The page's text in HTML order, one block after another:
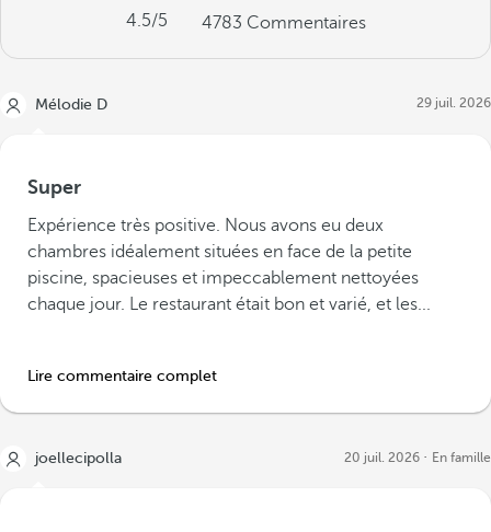
4.5/5 4783 Commentaires
Mélodie D 29 juil. 2026
Super
Expérience très positive. Nous avons eu deux
chambres idéalement situées en face de la petite
piscine, spacieuses et impeccablement nettoyées
chaque jour. Le restaurant était bon et varié, et les...
Lire commentaire complet
joellecipolla 20 juil. 2026 En famille